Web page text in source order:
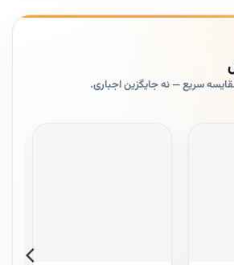
سریع — نه جایگزین اجباری.